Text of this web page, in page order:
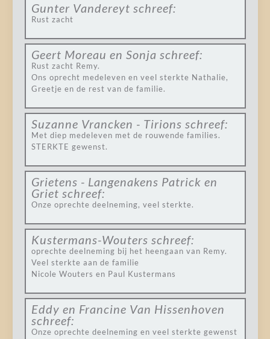
Gunter Vandereyt schreef:
Rust zacht
Geert Moreau en Sonja schreef:
Rust zacht Remy.
Ons oprecht medeleven en veel sterkte Nathalie,
Greetje en de rest van de familie.
Suzanne Vrancken - Tirions schreef:
Met diep medeleven met de rouwende families.
STERKTE gewenst.
Grietens - Langenakens Patrick en
Griet schreef:
Onze oprechte deelneming, veel sterkte.
Kustermans-Wouters schreef:
oprechte deelneming bij het heengaan van Remy.
Veel sterkte aan de familie
Nicole Wouters en Paul Kustermans
Eddy en Francine Van Hissenhoven
schreef:
Onze oprechte deelneming en veel sterkte gewenst